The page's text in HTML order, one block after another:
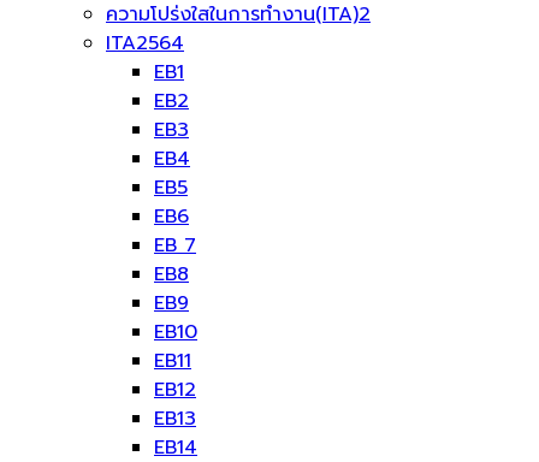
ความโปร่งใสในการทำงาน(ITA)2
ITA2564
EB1
EB2
EB3
EB4
EB5
EB6
EB 7
EB8
EB9
EB10
EB11
EB12
EB13
EB14